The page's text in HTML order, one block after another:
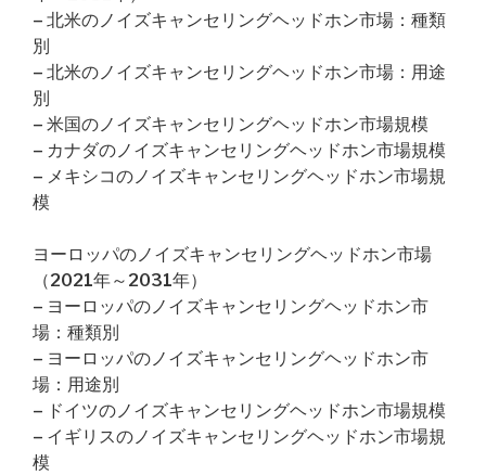
– 北米のノイズキャンセリングヘッドホン市場：種類
別
– 北米のノイズキャンセリングヘッドホン市場：用途
別
– 米国のノイズキャンセリングヘッドホン市場規模
– カナダのノイズキャンセリングヘッドホン市場規模
– メキシコのノイズキャンセリングヘッドホン市場規
模
ヨーロッパのノイズキャンセリングヘッドホン市場
（2021年～2031年）
– ヨーロッパのノイズキャンセリングヘッドホン市
場：種類別
– ヨーロッパのノイズキャンセリングヘッドホン市
場：用途別
– ドイツのノイズキャンセリングヘッドホン市場規模
– イギリスのノイズキャンセリングヘッドホン市場規
模